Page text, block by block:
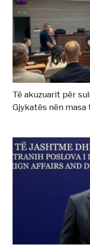
Të akuzuarit për
Gjykatës nën